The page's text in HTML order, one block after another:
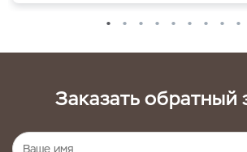
Заказать обратный